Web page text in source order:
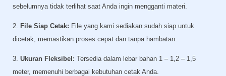
sebelumnya tidak terlihat saat Anda ingin mengganti materi.
2. File Siap Cetak: File yang kami sediakan sudah siap untuk
dicetak, memastikan proses cepat dan tanpa hambatan.
3. Ukuran Fleksibel: Tersedia dalam lebar bahan 1 – 1,2 – 1,5
meter, memenuhi berbagai kebutuhan cetak Anda.